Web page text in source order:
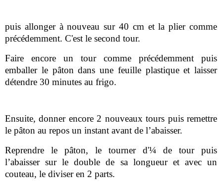
puis allonger à nouveau sur 40 cm et la plier comme
précédemment. C'est le second tour.
Faire encore un tour comme précédemment puis
emballer le pâton dans une feuille plastique et laisser
détendre 30 minutes au frigo.
Ensuite, donner encore 2 nouveaux tours puis remettre
le pâton au repos un instant avant de l’abaisser.
Reprendre le pâton, le tourner d'¼ de tour puis
l’abaisser sur le double de sa longueur et avec un
couteau, le diviser en 2 parts.